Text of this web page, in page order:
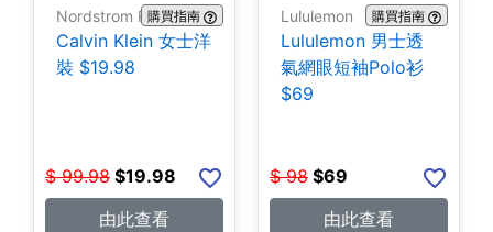
Nordstrom Rack購買指南
Calvin Klein 女士洋
裝 $19.98
$ 99.98 $19.98
由此查看
Lululemon 購買指南
Lululemon 男士透
氣網眼短袖Polo衫
$69
$ 98 $69
由此查看